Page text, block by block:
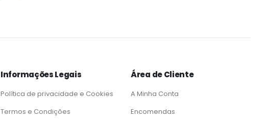
Informações Legais
Política de privacidade e Cookies
Termos e Condições
Área de Cliente
A Minha Conta
Encomendas